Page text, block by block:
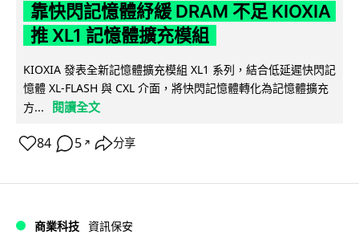
靠快閃記憶體紓緩 DRAM 不足 KIOXIA
推 XL1 記憶體擴充模組
KIOXIA 發表全新記憶體擴充模組 XL1 系列，結合低延遲快閃記
憶體 XL-FLASH 與 CXL 介面，將快閃記憶體轉化為記憶體擴充
方...
閱讀全文
84 5 ↗ 分享
商業科技 資訊保安